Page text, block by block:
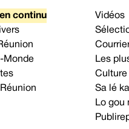
en continu
Monde
Vidéos
Les
Culture
Sa lé
Lo gou